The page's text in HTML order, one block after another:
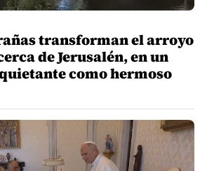
transforman el arroyo
de Jerusalén, en un
como hermoso